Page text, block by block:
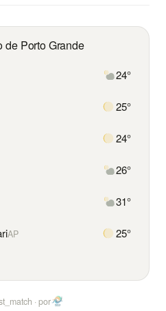
de Porto Grande
24°
25°
24°
26°
31°
AP 25°
·por